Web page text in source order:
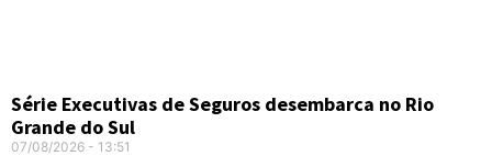
Série Executivas de Seguros desembarca no Rio
Grande do Sul
07/08/2026 13:51